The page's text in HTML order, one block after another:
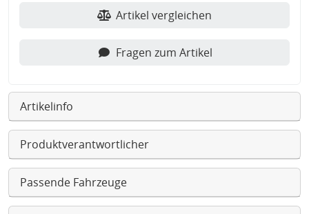
Artikel vergleichen
Fragen zum Artikel
Artikelinfo
Produktverantwortlicher
Passende Fahrzeuge